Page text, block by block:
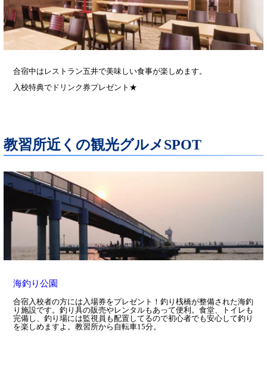
合宿中はレストラン五井で美味しい食事が楽しめます。
入校特典でドリンク券プレゼント★
教習所近くの観光グルメSPOT
海釣り公園
合宿入校者の方には入場券をプレゼント！釣り桟橋が整備された海釣
り施設です。釣り具の販売やレンタルもあって便利。食堂、トイレも
完備し、釣り場には監視員も配置してるので初心者でも安心して釣り
を楽しめますよ。教習所から自転車15分。